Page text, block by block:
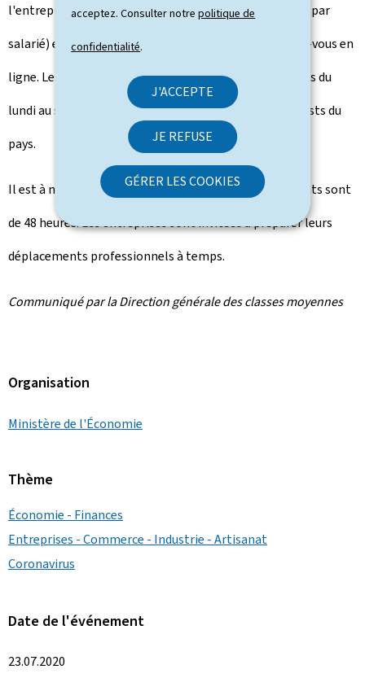
acceptez. Consulter notrepolitique de
confidentialité.
J'ACCEPTE
JE REFUSE
GÉRER LES COOKIES
l'entreprise recevra par retour de mail un code unique (par
salarié) et un lien personnalisé pour la prise de rendez-vous en
ligne. Les tests sont gratuits et se font sur rendez-vous du
lundi au samedi matin, dans l'une des 17 stations de tests du
pays.
Il est à noter que les délais de transmission des résultats sont
de 48 heures. Les entreprises sont invitées à préparer leurs
déplacements professionnels à temps.
Communiqué par la Direction générale des classes moyennes
Organisation
Ministère de l'Économie
Thème
Économie - Finances
Entreprises - Commerce - Industrie - Artisanat
Coronavirus
Date de l'événement
23.07.2020